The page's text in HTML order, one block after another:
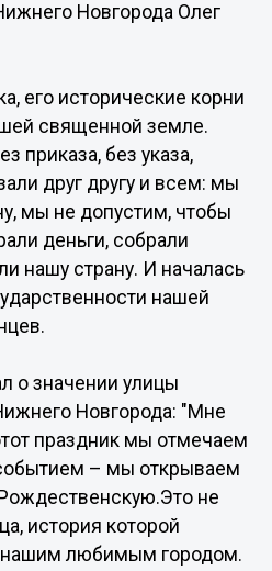
Новгорода Олег
его исторические корни
священной земле.
приказа, без указа,
друг другу и всем: мы
мы не допустим, чтобы
деньги, собрали
нашу страну. И началась
нашей
о значении улицы
Новгорода: "Мне
праздник мы отмечаем
– мы открываем
не
история которой
нашим любимым городом.